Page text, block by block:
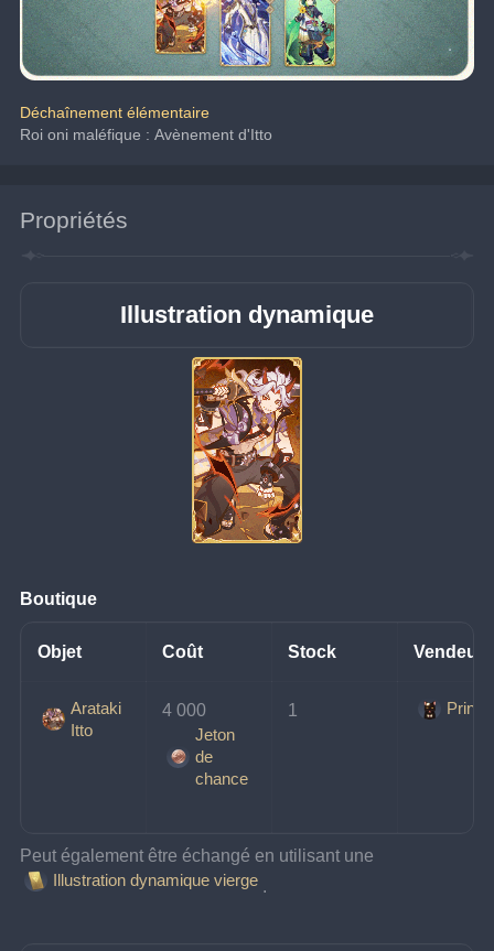
Déchaînement élémentaire
Roi oni maléfique : Avènement d'Itto
Propriétés
Illustration dynamique
Boutique
Objet Coût Stock Vendeur
Arataki
Itto
4 000
Jeton
de
chance
1 Prince
Peut également être échangé en utilisant une
Illustration dynamique vierge